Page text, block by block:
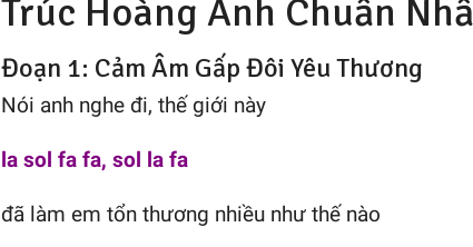
Trúc Hoàng Anh Chuẩn
Đoạn 1: Cảm Âm Gấp Đôi Yêu Thương
Nói anh nghe đi, thế giới này
la sol fa fa, sol la fa
đã làm em tổn thương nhiều như thế nào